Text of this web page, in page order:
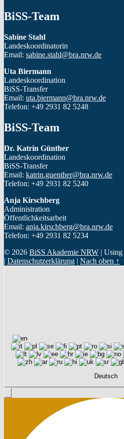
BiSS-Team
Sabine Stahl
Landeskoordinatorin
Email: sabine.stahl@bra.nrw.de
Uta Biermann
Landeskoordination
BiSS-Transfer
Email: uta.biermann@bra.nrw.de
Telefon: +49 2931 82 5248
BiSS-Team
Dr. Katrin Günther
Landeskoordination
BiSS-Transfer
Email: katrin.guenther@bra.nrw.de
Telefon: +49 2931 82 5240
Anja Kirschberg
Administration
Öffentlichkeitsarbeit
Email: anja.kirschberg@bra.nrw.de
Telefon: +49 2931 82 5234
© 2026 BiSS Akademie NRW | Using
| Datenschutzerklärung | Nach oben ↑
Deutsch